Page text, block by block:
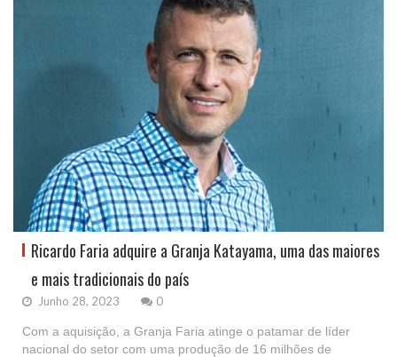
Ricardo Faria adquire a Granja Katayama, uma das maiores
e mais tradicionais do país
Junho 28, 2023 0
Com a aquisição, a Granja Faria atinge o patamar de líder
nacional do setor com uma produção de 16 milhões de